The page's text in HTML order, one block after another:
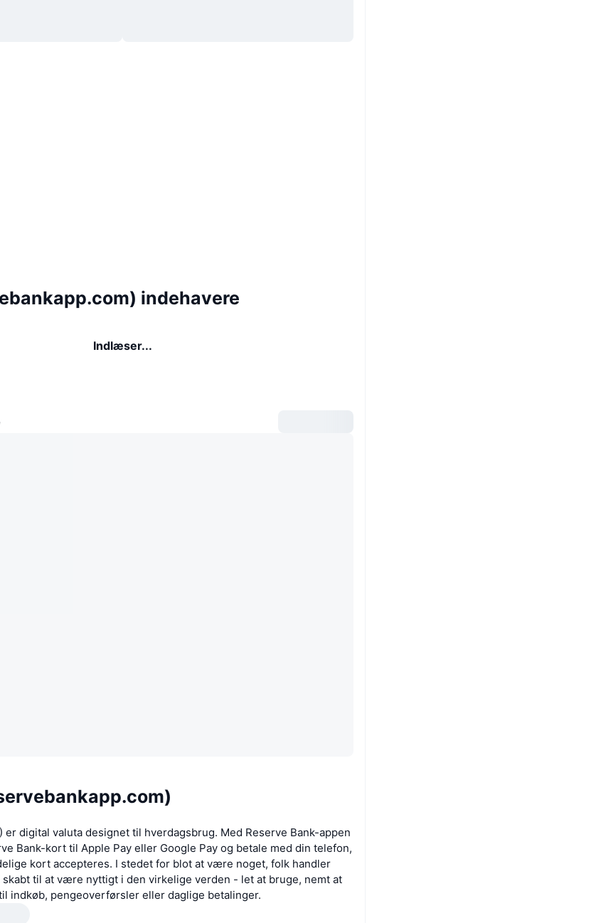
indehavere
Indlæser...
er digital valuta designet til hverdagsbrug. Med Reserve Bank-appen
Bank-kort til Apple Pay eller Google Pay og betale med din telefon,
kort accepteres. I stedet for blot at være noget, folk handler
skabt til at være nyttigt i den virkelige verden - let at bruge, nemt at
indkøb, pengeoverførsler eller daglige betalinger.